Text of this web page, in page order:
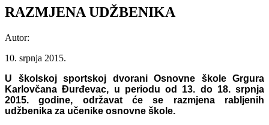
RAZMJENA UDŽBENIKA
Autor:
10. srpnja 2015.
U školskoj sportskoj dvorani Osnovne škole Grgura
Karlovčana Đurđevac, u periodu od 13. do 18. srpnja
2015. godine, održavat će se razmjena rabljenih
udžbenika za učenike osnovne škole.